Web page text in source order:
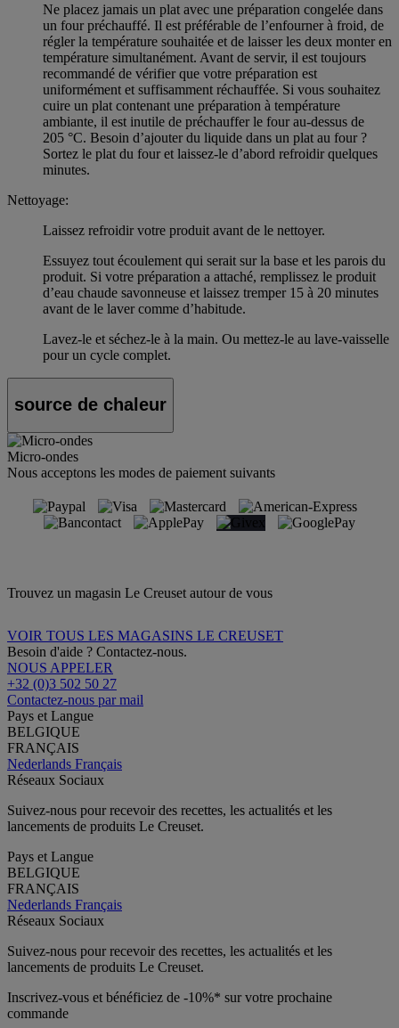
Ne placez jamais un plat avec une préparation congelée dans
un four préchauffé. Il est préférable de l’enfourner à froid, de
régler la température souhaitée et de laisser les deux monter en
température simultanément. Avant de servir, il est toujours
recommandé de vérifier que votre préparation est
uniformément et suffisamment réchauffée. Si vous souhaitez
cuire un plat contenant une préparation à température
ambiante, il est inutile de préchauffer le four au-dessus de
205 °C. Besoin d’ajouter du liquide dans un plat au four ?
Sortez le plat du four et laissez-le d’abord refroidir quelques
minutes.
Nettoyage:
Laissez refroidir votre produit avant de le nettoyer.
Essuyez tout écoulement qui serait sur la base et les parois du
produit. Si votre préparation a attaché, remplissez le produit
d’eau chaude savonneuse et laissez tremper 15 à 20 minutes
avant de le laver comme d’habitude.
Lavez-le et séchez-le à la main. Ou mettez-le au lave-vaisselle
pour un cycle complet.
source de chaleur
Micro-ondes
Nous acceptons les modes de paiement suivants
Trouvez un magasin Le Creuset autour de vous
VOIR TOUS LES MAGASINS LE CREUSET
Besoin d'aide ? Contactez-nous.
NOUS APPELER
+32 (0)3 502 50 27
Contactez-nous par mail
Pays et Langue
BELGIQUE
FRANÇAIS
Nederlands Français
Réseaux Sociaux
Suivez-nous pour recevoir des recettes, les actualités et les
lancements de produits Le Creuset.
Pays et Langue
BELGIQUE
FRANÇAIS
Nederlands Français
Réseaux Sociaux
Suivez-nous pour recevoir des recettes, les actualités et les
lancements de produits Le Creuset.
Inscrivez-vous et bénéficiez de -10%* sur votre prochaine
commande